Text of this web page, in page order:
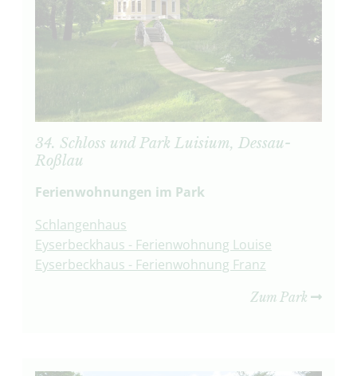
34. Schloss und Park Luisium, Dessau-
Roßlau
Ferienwohnungen im Park
Schlangenhaus
Eyserbeckhaus - Ferienwohnung Louise
Eyserbeckhaus - Ferienwohnung Franz
Zum Park